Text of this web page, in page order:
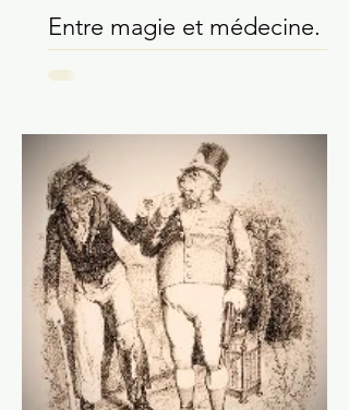
Entre magie et médecine.
Brooklyn 47.218.2
Ivan Guermeur
1 oct. 2021